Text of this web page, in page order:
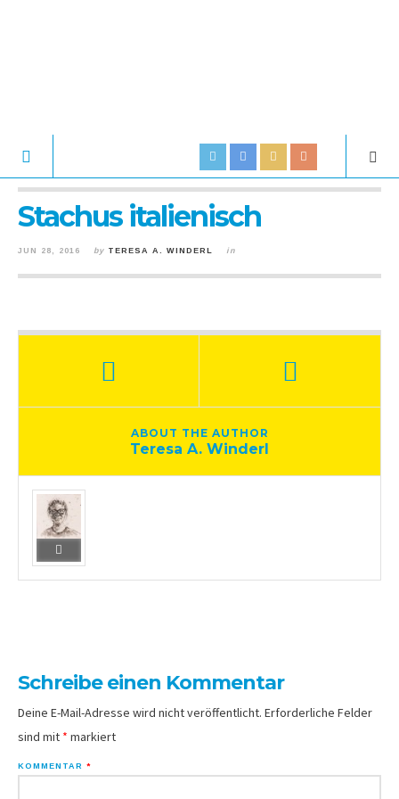
Stachus italienisch
JUN 28, 2016 by TERESA A. WINDERL in
ABOUT THE AUTHOR
Teresa A. Winderl
Schreibe einen Kommentar
Deine E-Mail-Adresse wird nicht veröffentlicht. Erforderliche Felder
sind mit * markiert
KOMMENTAR *